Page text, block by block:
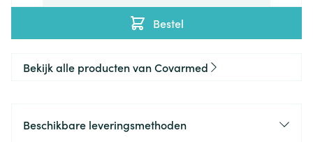
Bestel
Bekijk alle producten van Covarmed
Beschikbare leveringsmethoden